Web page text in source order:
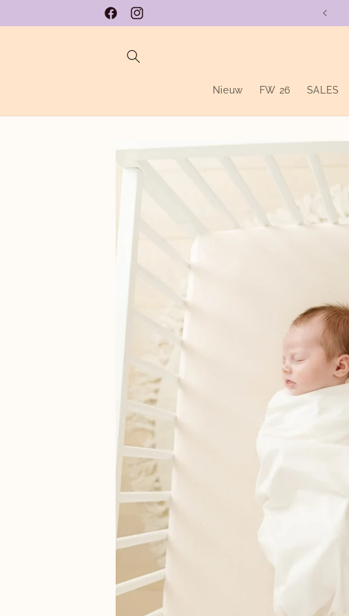
content
FacebookInstagram
Nieuw FW 26 SALES
Ga direct naar